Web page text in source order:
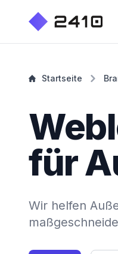
Startseite
für
Wir helfen